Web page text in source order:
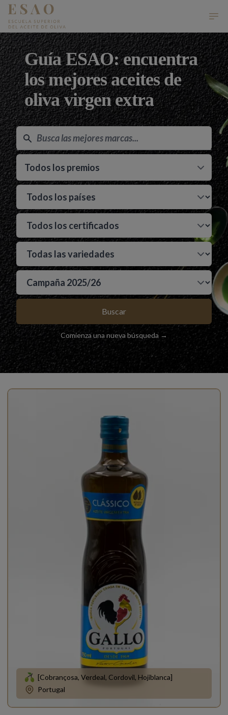
ESAO Escuela Superior del Aceite de Oliva
Guía ESAO: encuentra
los mejores aceites de
oliva virgen extra
Buscar
Comienza una nueva búsqueda →
[Cobrançosa, Verdeal, Cordovil, Hojiblanca]
Portugal